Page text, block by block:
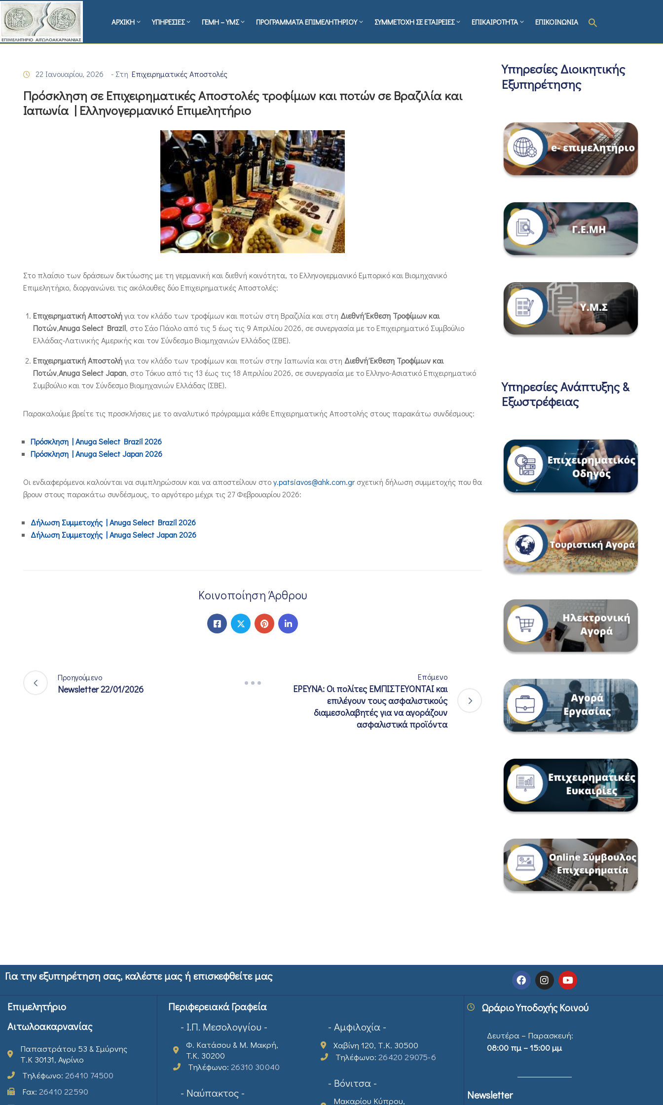
ΑΡΧΙΚΗ ΥΠΗΡΕΣΙΕΣ ΓΕΜΗ – ΥΜΣ ΠΡΟΓΡΑΜΜΑΤΑ ΕΠΙΜΕΛΗΤΗΡΙΟΥ ΣΥΜΜΕΤΟΧΗ ΣΕ ΕΤΑΙΡΕΙΕΣ ΕΠΙΚΑΙΡΟΤΗΤΑ ΕΠΙΚΟΙΝΩΝΙΑ
22 Ιανουαρίου, 2026 - Στη Επιχειρηματικές Αποστολές
Πρόσκληση σε Επιχειρηματικές Αποστολές τροφίμων και ποτών σε Βραζιλία και
Ιαπωνία | Ελληνογερμανικό Επιμελητήριο
Στο πλαίσιο των δράσεων δικτύωσης με τη γερμανική και διεθνή κοινότητα, το Ελληνογερμανικό Εμπορικό και Βιομηχανικό
Επιμελητήριο, διοργανώνει τις ακόλουθες δύο Επιχειρηματικές Αποστολές:
Επιχειρηματική Αποστολήγια τον κλάδο των τροφίμων και ποτών στη Βραζιλία και στη Διεθνή Έκθεση Τροφίμων και
Ποτών,Anuga Select Brazil, στο Σάο Πάολο από τις 5 έως τις 9 Απριλίου 2026, σε συνεργασία με το Επιχειρηματικό Συμβούλιο
Ελλάδας-Λατινικής Αμερικής και τον Σύνδεσμο Βιομηχανιών Ελλάδος (ΣΒΕ).
Επιχειρηματική Αποστολήγια τον κλάδο των τροφίμων και ποτών στην Ιαπωνία και στη Διεθνή Έκθεση Τροφίμων και
Ποτών,Anuga Select Japan, στο Τόκυο από τις 13 έως τις 18 Απριλίου 2026, σε συνεργασία με το Ελληνο-Ασιατικό Επιχειρηματικό
Συμβούλιο και τον Σύνδεσμο Βιομηχανιών Ελλάδας (ΣΒΕ).
Παρακαλούμε βρείτε τις προσκλήσεις με το αναλυτικό πρόγραμμα κάθε Επιχειρηματικής Αποστολής στους παρακάτω συνδέσμους:
Πρόσκληση | Anuga Select Brazil 2026
Πρόσκληση |Anuga Select Japan 2026
Οι ενδιαφερόμενοι καλούνται να συμπληρώσουν και να αποστείλουν στοy.patsiavos@ahk.com.grσχετική δήλωση συμμετοχής που θα
βρουν στους παρακάτω συνδέσμους, το αργότερο μέχρι τις 27 Φεβρουαρίου 2026:
Δήλωση Συμμετοχής | Anuga Select Brazil 2026
Δήλωση Συμμετοχής |Anuga Select Japan2026
Κοινοποίηση Άρθρου
Προηγούμενο
Newsletter 22/01/2026
Επόμενο
ΕΡΕΥΝΑ: Οι πολίτες ΕΜΠΙΣΤΕΥΟΝΤΑΙ και
επιλέγουν τους ασφαλιστικούς
διαμεσολαβητές για να αγοράζουν
ασφαλιστικά προϊόντα
Υπηρεσίες Διοικητικής
Εξυπηρέτησης
Υπηρεσίες Ανάπτυξης &
Εξωστρέφειας
Για την εξυπηρέτηση σας, καλέστε μας ή επισκεφθείτε μας
Επιμελητήριο
Αιτωλοακαρνανίας
Παπαστράτου 53 & Σμύρνης
Τ.Κ 30131, Αγρίνιο
Τηλέφωνο: 26410 74500
Fax: 26410 22590
Περιφερειακά Γραφεία
- Ι.Π. Μεσολογγίου -
Φ. Κατάσου & Μ. Μακρή,
T.K. 30200
Τηλέφωνο: 26310 30040
- Ναύπακτος -
- Αμφιλοχία -
Χαβίνη 120, Τ.Κ. 30500
Τηλέφωνο:26420 29075-6
- Βόνιτσα -
Μακαρίου Κύπρου,
Ωράριο Υποδοχής Κοινού
Δευτέρα – Παρασκευή:
08:00 πμ – 15:00 μμ
Newsletter